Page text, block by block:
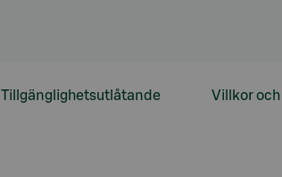
Tillgänglighetsutlåtande Villkor